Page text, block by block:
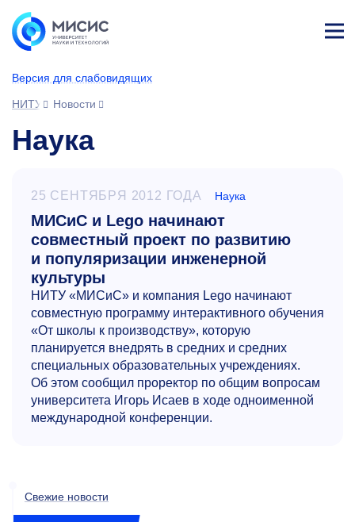
Версия для слабовидящих
НИТУ МИСИС
Новости
Наука
25 СЕНТЯБРЯ 2012 ГОДА Наука
МИСиС и Lego начинают
совместный проект по развитию
и популяризации инженерной
культуры
НИТУ «МИСиС» и компания Lego начинают
совместную программу интерактивного обучения
«От школы к производству», которую
планируется внедрять в средних и средних
специальных образовательных учреждениях.
Об этом сообщил проректор по общим вопросам
университета Игорь Исаев в ходе одноименной
международной конференции.
Свежие новости